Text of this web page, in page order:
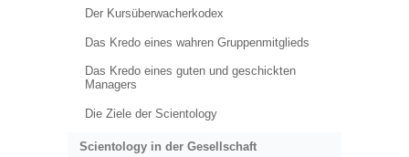
Der Kursüberwacherkodex
Das Kredo eines wahren Gruppenmitglieds
Das Kredo eines guten und geschickten
Managers
Die Ziele der Scientology
Scientology in der Gesellschaft